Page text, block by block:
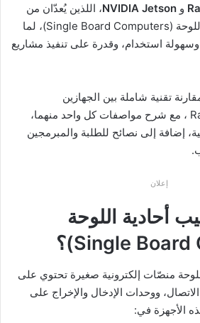
و NVIDIA Jetson، اللذين يُعدّان من
أشهر الحواسيب أحادية اللوحة (Single Board Computers)، لما
استخدام، وقدرة على تنفيذ مشاريع
تقنية شاملة بين الجهازين
Raspberry Pi Vs Jetson ، مع شرح مواصفات كل واحد منهما،
إضافة إلى نصائح للطلبة والمبرمجين
إعلان
أحادية اللوحة
منصّات إلكترونية صغيرة تحتوي على
ووحدات الإدخال والإخراج على
الأجهزة في: